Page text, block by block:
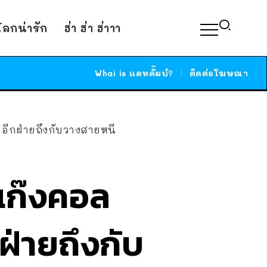
กน่ารัก ฮ่า ฮ่า ฮ่าาา
Whai is แคทดั๊มบ์? ติดต่อโฆษณา
กฝ่ายถึงกับวางสายหนี
งคอล
ายถึงกับ